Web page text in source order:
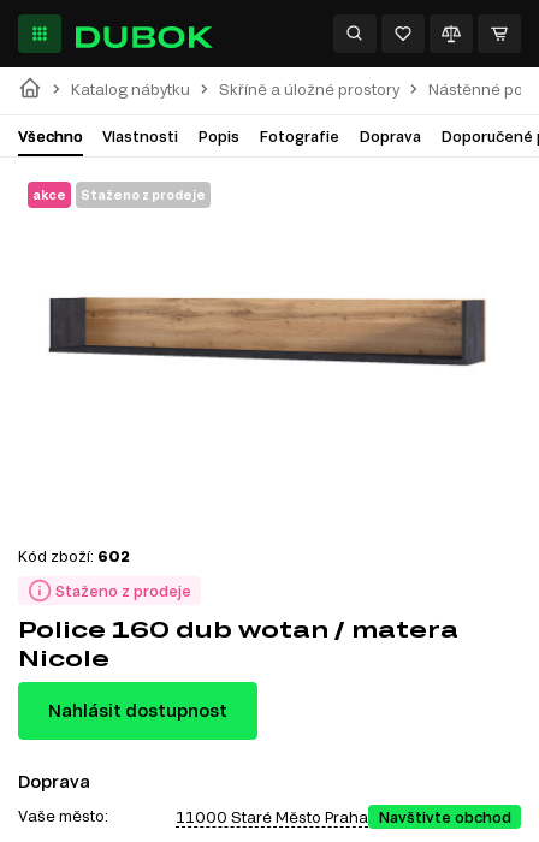
Katalog nábytku Skříně a úložné prostory Nástěnné
Všechno Vlastnosti Popis Fotografie Doprava Doporučené
akce Staženo z prodeje
Staženo z prodeje
Kód zboží: 602
Police 160 dub wotan / matera
Nicole
Nahlásit dostupnost
Doprava
Vaše město: 11000 Staré Město Praha Navštivte obchod